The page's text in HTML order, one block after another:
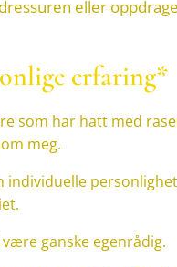
eller
erfaring*
som har hatt med
meg.
individuelle
ganske egenrådig.